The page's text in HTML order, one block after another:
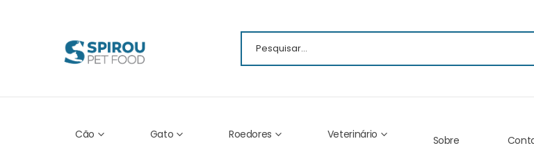
Cão Gato Roedores Veterinário Sobre